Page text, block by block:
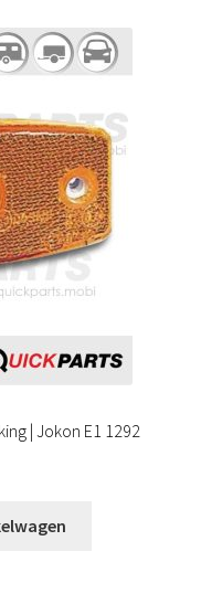
| Jokon E1 1292